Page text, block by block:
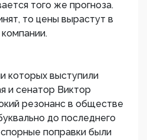
того же прогноза.
то цены вырастут в
которых выступили
и сенатор Виктор
резонанс в обществе
до последнего
поправки были